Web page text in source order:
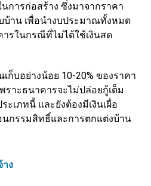
การก่อสร้าง ซึ่งมาจากราคา
บ้าน เพื่อนำงบประมาณทั้งหมด
รในกรณีที่ไม่ได้ใช้เงินสด
ก็บอย่างน้อย 10-20% ของราคา
าะธนาคารจะไม่ปล่อยกู้เต็ม
ะเภทนี้ และยังต้องมีเงินเผื่อ
นกรรมสิทธิ์และการตกแต่งบ้าน
ง